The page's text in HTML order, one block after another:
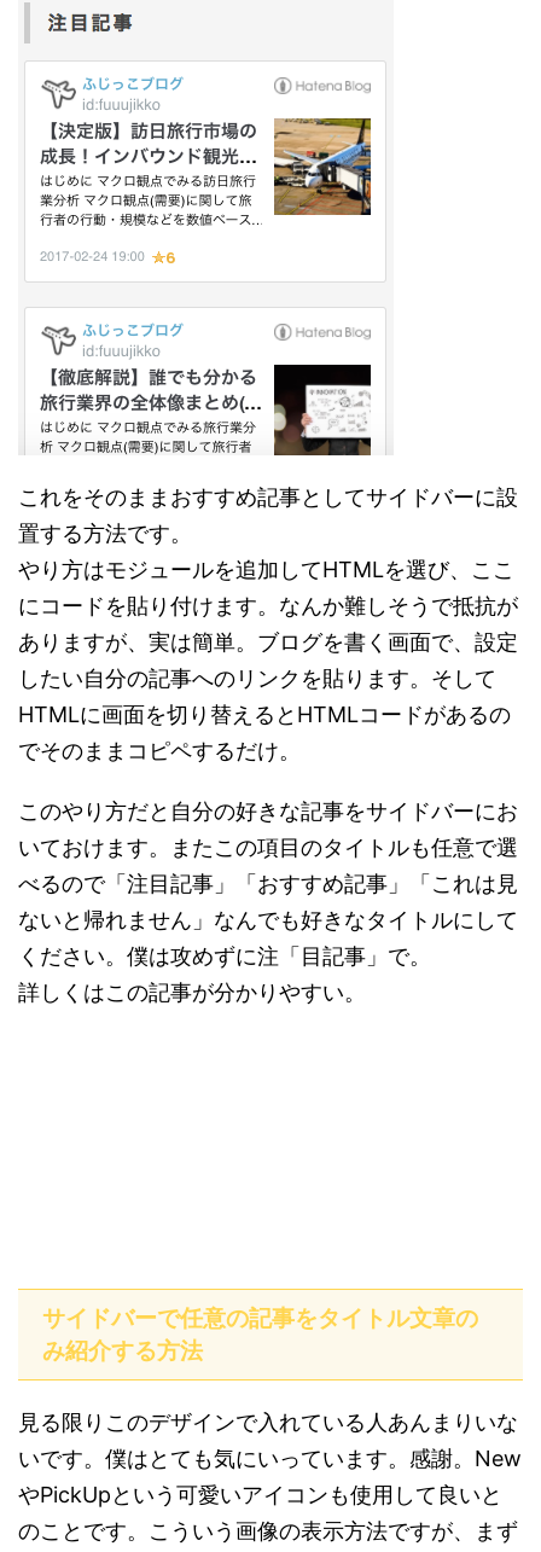
これをそのままおすすめ記事としてサイドバーに設
置する方法です。
やり方はモジュールを追加してHTMLを選び、ここ
にコードを貼り付けます。なんか難しそうで抵抗が
ありますが、実は簡単。ブログを書く画面で、設定
したい自分の記事へのリンクを貼ります。そして
HTMLに画面を切り替えるとHTMLコードがあるの
でそのままコピペするだけ。
このやり方だと自分の好きな記事をサイドバーにお
いておけます。またこの項目のタイトルも任意で選
べるので「注目記事」「おすすめ記事」「これは見
ないと帰れません」なんでも好きなタイトルにして
ください。僕は攻めずに注「目記事」で。
詳しくはこの記事が分かりやすい。
サイドバーで任意の記事をタイトル文章の
み紹介する方法
見る限りこのデザインで入れている人あんまりいな
いです。僕はとても気にいっています。感謝。New
やPickUpという可愛いアイコンも使用して良いと
のことです。こういう画像の表示方法ですが、まず